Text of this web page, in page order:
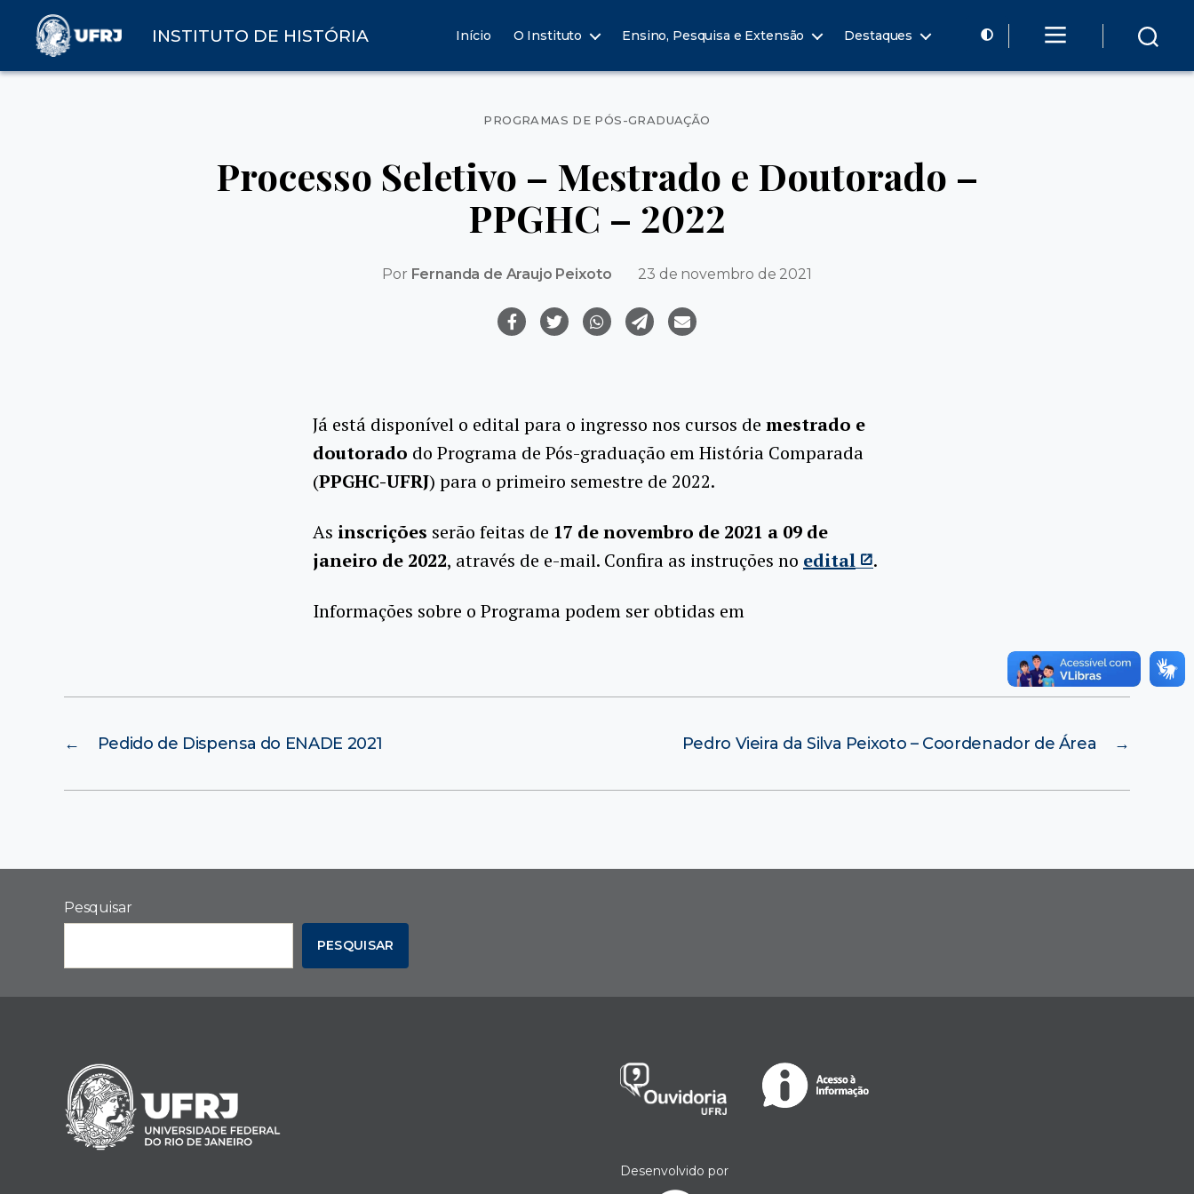
INSTITUTO DE HISTÓRIA Início O Instituto Ensino, Pesquisa e Extensão Destaques
Categorias
PROGRAMAS DE PÓS-GRADUAÇÃO
Processo Seletivo – Mestrado e Doutorado –
PPGHC – 2022
Por Fernanda de Araujo Peixoto 23 de novembro de 2021
Já está disponível o edital para o ingresso nos cursos de mestrado e
doutorado do Programa de Pós-graduação em História Comparada
(PPGHC-UFRJ) para o primeiro semestre de 2022.
As inscrições serão feitas de 17 de novembro de 2021 a 09 de
janeiro de 2022, através de e-mail. Confira as instruções no edital .
Informações sobre o Programa podem ser obtidas em
← Pedido de Dispensa do ENADE 2021 →
Pedro Vieira da Silva Peixoto – Coordenador de Área
Pesquisar
PESQUISAR
Desenvolvido por